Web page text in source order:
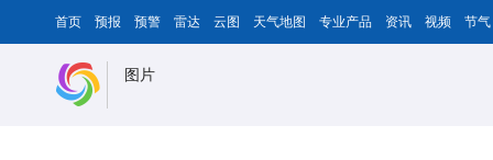
首页 预报 预警 雷达 云图 天气地图 专业产品 资讯 视频 节气
图片